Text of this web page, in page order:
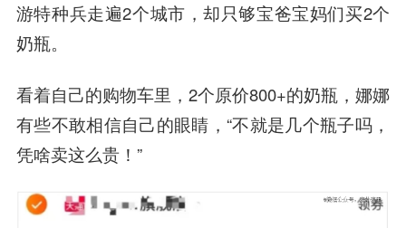
游特种兵走遍2个城市，却只够宝爸宝妈们买2个
奶瓶。
看着自己的购物车里，2个原价800+的奶瓶，娜娜
有些不敢相信自己的眼睛，“不就是几个瓶子吗，
凭啥卖这么贵！”